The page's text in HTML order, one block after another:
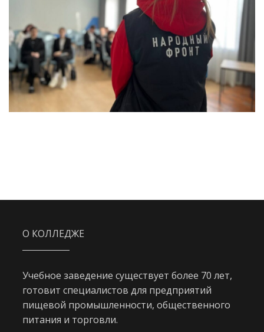
О КОЛЛЕДЖЕ
Учебное заведение существует более 70 лет,
готовит специалистов для предприятий
пищевой промышленности, общественного
питания и торговли.